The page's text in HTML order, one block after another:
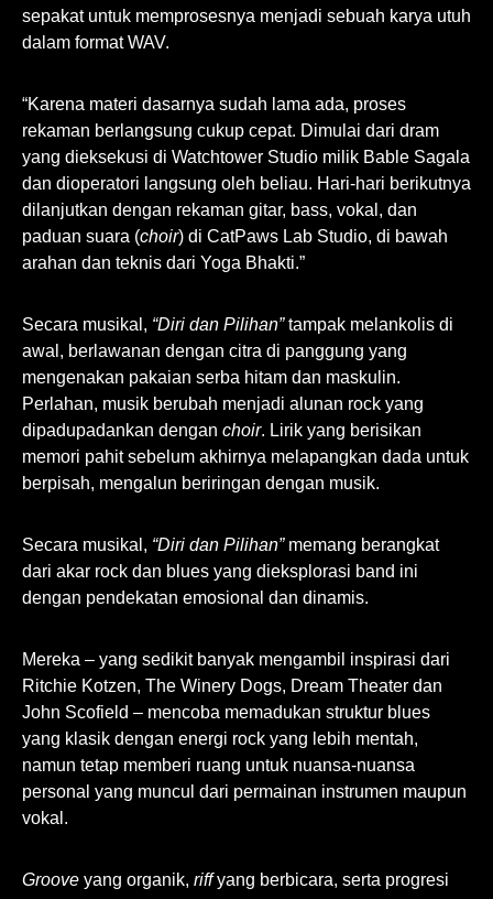
sepakat untuk memprosesnya menjadi sebuah karya utuh
dalam format WAV.
“Karena materi dasarnya sudah lama ada, proses
rekaman berlangsung cukup cepat. Dimulai dari dram
yang dieksekusi di Watchtower Studio milik Bable Sagala
dan dioperatori langsung oleh beliau. Hari-hari berikutnya
dilanjutkan dengan rekaman gitar, bass, vokal, dan
paduan suara (choir) di CatPaws Lab Studio, di bawah
arahan dan teknis dari Yoga Bhakti.”
Secara musikal, “Diri dan Pilihan”tampak melankolis di
awal, berlawanan dengan citra di panggung yang
mengenakan pakaian serba hitam dan maskulin.
Perlahan, musik berubah menjadi alunan rock yang
dipadupadankan dengan choir. Lirik yang berisikan
memori pahit sebelum akhirnya melapangkan dada untuk
berpisah, mengalun beriringan dengan musik.
Secara musikal, “Diri dan Pilihan”memang berangkat
dari akar rock dan blues yang dieksplorasi band ini
dengan pendekatan emosional dan dinamis.
Mereka – yang sedikit banyak mengambil inspirasi dari
Ritchie Kotzen, The Winery Dogs, Dream Theater dan
John Scofield – mencoba memadukan struktur blues
yang klasik dengan energi rock yang lebih mentah,
namun tetap memberi ruang untuk nuansa-nuansa
personal yang muncul dari permainan instrumen maupun
vokal.
Groove yang organik, riffyang berbicara, serta progresi